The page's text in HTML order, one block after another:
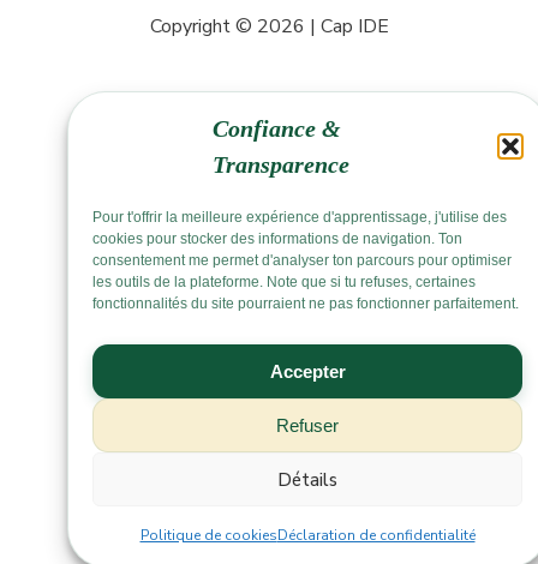
Confiance &
Transparence
Pour t'offrir la meilleure expérience d'apprentissage, j'utilise des
cookies pour stocker des informations de navigation. Ton
consentement me permet d'analyser ton parcours pour optimiser
les outils de la plateforme. Note que si tu refuses, certaines
fonctionnalités du site pourraient ne pas fonctionner parfaitement.
Accepter
Refuser
Détails
Politique de cookiesDéclaration de confidentialité
Copyright © 2026 | Cap IDE